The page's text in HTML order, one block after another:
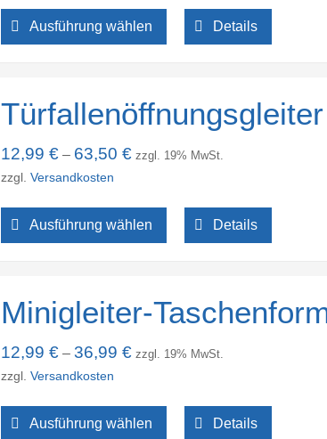
Ausführung wählen Details
Türfallenöffnungsgleiter
12,99 €– 63,50 € zzgl. 19% MwSt.
zzgl. Versandkosten
Ausführung wählen Details
Minigleiter-
12,99 €– 36,99 € zzgl. 19% MwSt.
zzgl. Versandkosten
Ausführung wählen Details